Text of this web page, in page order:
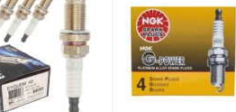
کوتاه کد BKR6EGP- 7092
موجود در انبار
406,980